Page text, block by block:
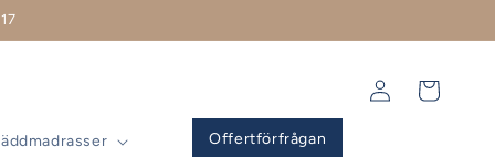
Offertförfrågan
Logga
Varukorg